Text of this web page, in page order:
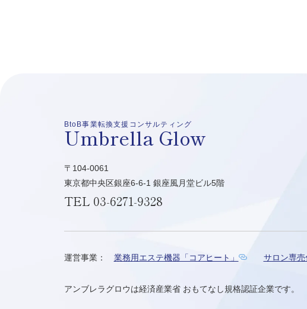
BtoB事業転換支援コンサルティング
Umbrella Glow
〒104-0061
東京都中央区銀座6-6-1 銀座風月堂ビル5階
TEL 03-6271-9328
運営事業： 業務用エステ機器「コアヒート」 サロン専売
アンブレラグロウは経済産業省 おもてなし規格認証企業です。